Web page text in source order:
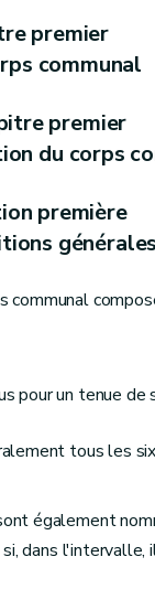
premier
communal
premier
du corps
première
générales
communal
pour un tenue de
tous les
également
dans l'intervalle,